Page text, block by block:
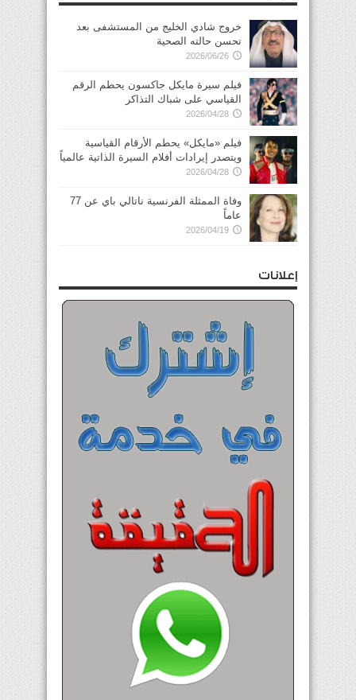
خروج شادي الخليج من المستشفى بعد
تحسن حالته الصحية
2026/06/26
فيلم سيرة مايكل جاكسون يحطم الرقم
القياسي على شباك التذاكر
2026/04/28
فيلم «مايكل» يحطم الأرقام القياسية
ويتصدر إيرادات أفلام السيرة الذاتية عالمياً
2026/04/28
وفاة الممثلة الفرنسية ناتالي باي عن 77
عاماً
2026/04/19
إعلانات